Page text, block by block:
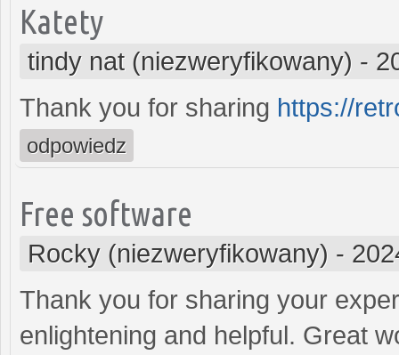
Katety
tindy nat (niezweryfikowany) -
Thank you for sharing https://
odpowiedz
Free software
Rocky (niezweryfikowany) -
Thank you for sharing your
enlightening and helpful. Great